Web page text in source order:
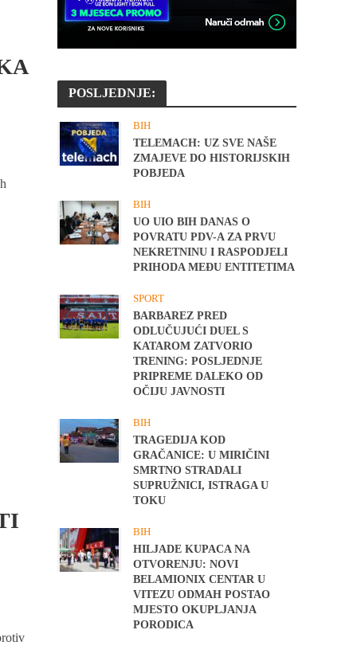
POSLJEDNJE:
BIH
TELEMACH: UZ SVE NAŠE
ZMAJEVE DO HISTORIJSKIH
POBJEDA
BIH
UO UIO BIH DANAS O
POVRATU PDV-A ZA PRVU
NEKRETNINU I RASPODJELI
PRIHODA MEĐU ENTITETIMA
SPORT
BARBAREZ PRED
ODLUČUJUĆI DUEL S
KATAROM ZATVORIO
TRENING: POSLJEDNJE
PRIPREME DALEKO OD
OČIJU JAVNOSTI
BIH
TRAGEDIJA KOD
GRAČANICE: U MIRIČINI
SMRTNO STRADALI
SUPRUŽNICI, ISTRAGA U
TOKU
BIH
HILJADE KUPACA NA
OTVORENJU: NOVI
BELAMIONIX CENTAR U
VITEZU ODMAH POSTAO
MJESTO OKUPLJANJA
PORODICA